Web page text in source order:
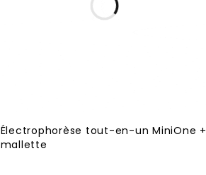
Électrophorèse tout-en-un MiniOne +
mallette